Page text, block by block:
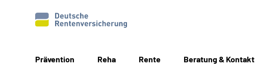
Prävention Reha Rente Beratung & Kontakt